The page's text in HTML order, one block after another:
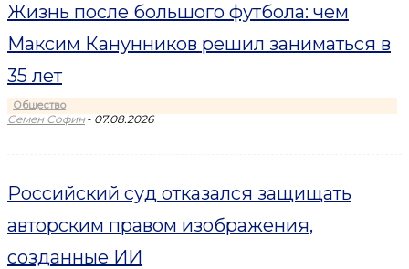
Жизнь после большого футбола: чем
Максим Канунников решил заниматься в
35 лет
Общество
Семен Софин - 07.08.2026
Российский суд отказался защищать
авторским правом изображения,
созданные ИИ